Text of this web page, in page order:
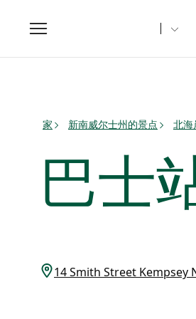
Toggle
navigation
家 新南威尔士州的景点 北海
巴士
14 Smith Street Kempsey